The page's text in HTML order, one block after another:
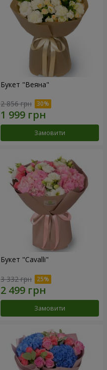
Букет "Веяна"
2 856 грн
Замовити
Букет "Cаvalli"
3 332 грн
Замовити